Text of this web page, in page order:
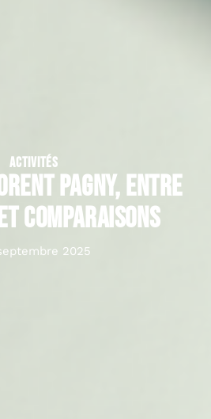
ACTIVITÉS
Pagny, entre
comparaisons
2025